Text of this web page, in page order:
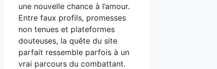
une nouvelle chance à l’amour.
Entre faux profils, promesses
non tenues et plateformes
douteuses, la quête du site
parfait ressemble parfois à un
vrai parcours du combattant.